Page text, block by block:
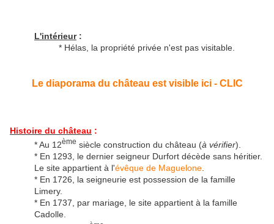
L'intérieur:
* Hélas, la propriété privée n'est pas visitable.
Le diaporama du château est visible ici - CLIC
Histoire du château :
* Au 12ème siècle construction du château (à vérifier).
* En 1293, le dernier seigneur Durfort décède sans héritier.
Le site appartient à l'évêque de Maguelone
* En 1726, la seigneurie est possession de la famille
Limery.
* En 1737, par mariage, le site appartient à la famille
Cadolle.